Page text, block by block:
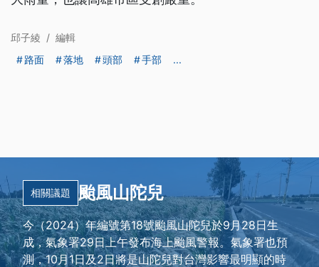
邱子綾 / 編輯
路面
落地 頭部 手部 ...
相關議題 颱風山陀兒
今（2024）年編號第18號颱風山陀兒於9月28日生
成，氣象署29日上午發布海上颱風警報。氣象署也預
測，10月1日及2日將是山陀兒對台灣影響最明顯的時